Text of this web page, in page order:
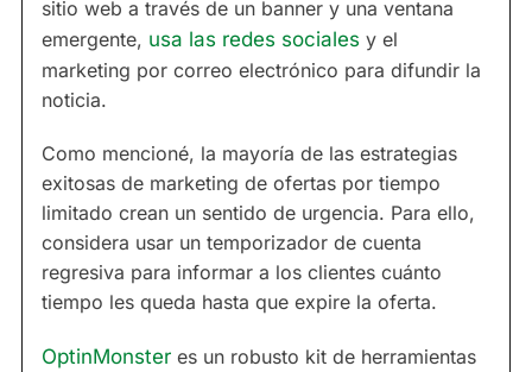
sitio web a través de un banner y una ventana
emergente, usa las redes sociales y el
marketing por correo electrónico para difundir la
noticia.
Como mencioné, la mayoría de las estrategias
exitosas de marketing de ofertas por tiempo
limitado crean un sentido de urgencia. Para ello,
considera usar un temporizador de cuenta
regresiva para informar a los clientes cuánto
tiempo les queda hasta que expire la oferta.
OptinMonster es un robusto kit de herramientas